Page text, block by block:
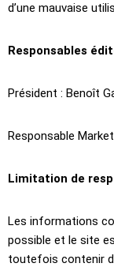
d’une mauvaise
Responsables
Président : Benoît
Responsable
Limitation de
Les informations
possible et le site
toutefois contenir